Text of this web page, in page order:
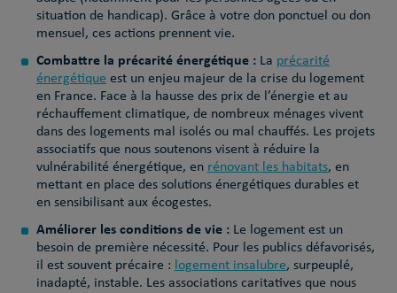
situation de handicap). Grâce à votre don ponctuel ou don
mensuel, ces actions prennent vie.
Combattre la précarité énergétique :La précarité
énergétique est un enjeu majeur de la crise du logement
en France. Face à la hausse des prix de l’énergie et au
réchauffement climatique, de nombreux ménages vivent
dans des logements mal isolés ou mal chauffés. Les projets
associatifs que nous soutenons visent à réduire la
vulnérabilité énergétique, en rénovant les habitats, en
mettant en place des solutions énergétiques durables et
en sensibilisant aux écogestes.
Améliorer les conditions de vie :Le logement est un
besoin de première nécessité. Pour les publics défavorisés,
il est souvent précaire : logement insalubre, surpeuplé,
inadapté, instable. Les associations caritatives que nous